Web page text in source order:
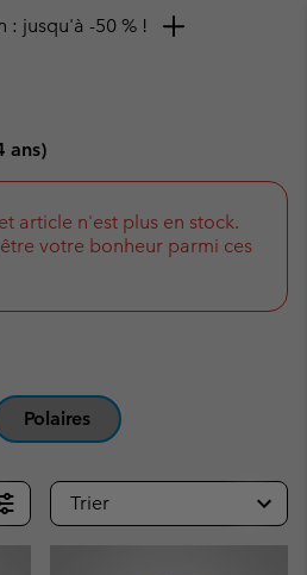
10 % à saisir
ans)
article n'est plus en stock.
votre bonheur parmi ces
Polaires
Trier